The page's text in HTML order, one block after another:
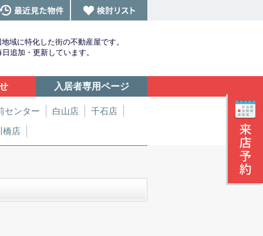
域に特化した街の不動産屋です。
追加・更新しています。
入居者専用ページ
センター 白山店
千石店
橋店